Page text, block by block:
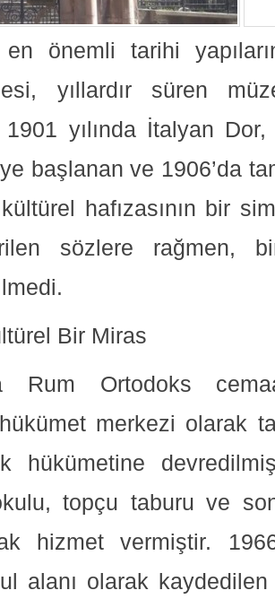
en önemli tarihi
yıllardır süren
1901 yılında İtalyan
başlanan ve 1906’da
hafızasının bir
sözlere rağmen,
Bir Miras
Rum Ortodoks
hükümet merkezi olarak
hükümetine
topçu taburu ve
hizmet vermiştir.
alanı olarak